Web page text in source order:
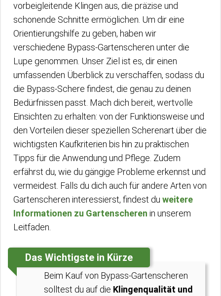
vorbeigleitende Klingen aus, die präzise und
schonende Schnitte ermöglichen. Um dir eine
Orientierungshilfe zu geben, haben wir
verschiedene Bypass-Gartenscheren unter die
Lupe genommen. Unser Ziel ist es, dir einen
umfassenden Überblick zu verschaffen, sodass du
die Bypass-Schere findest, die genau zu deinen
Bedürfnissen passt. Mach dich bereit, wertvolle
Einsichten zu erhalten: von der Funktionsweise und
den Vorteilen dieser speziellen Scherenart über die
wichtigsten Kaufkriterien bis hin zu praktischen
Tipps für die Anwendung und Pflege. Zudem
erfährst du, wie du gängige Probleme erkennst und
vermeidest. Falls du dich auch für andere Arten von
Gartenscheren interessierst, findest du weitere
Informationen zu Gartenscheren in unserem
Leitfaden.
Das Wichtigste in Kürze
Beim Kauf von Bypass-Gartenscheren
solltest du auf die Klingenqualität und